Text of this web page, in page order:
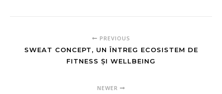
PREVIOUS
SWEAT CONCEPT, UN ÎNTREG ECOSISTEM DE
FITNESS ȘI WELLBEING
NEWER